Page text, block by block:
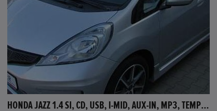
HONDA JAZZ 1.4 SI, CD, USB, I-MID, AUX-IN, MP3, TEMPOMAT